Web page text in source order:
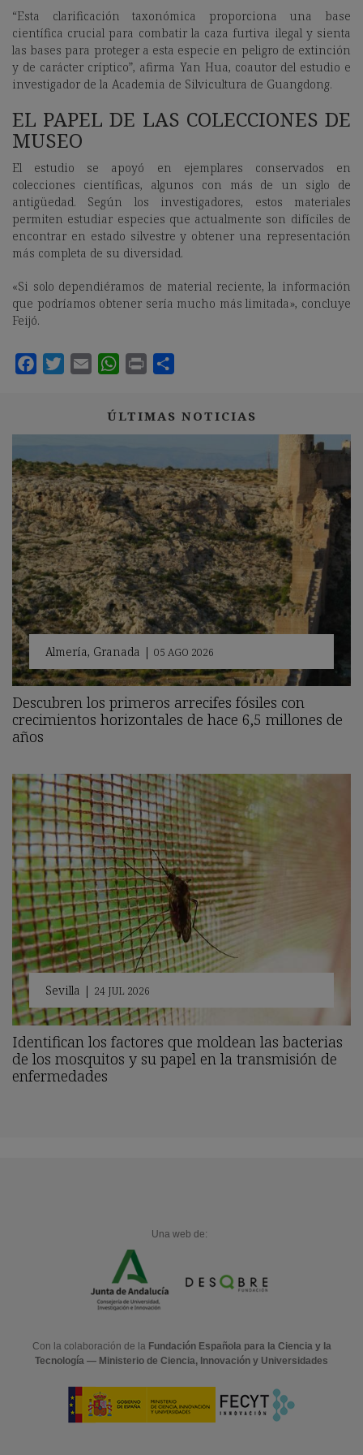
“Esta clarificación taxonómica proporciona una base
científica crucial para combatir la caza furtiva ilegal y sienta
las bases para proteger a esta especie en peligro de extinción
y de carácter críptico”, afirma Yan Hua, coautor del estudio e
investigador de la Academia de Silvicultura de Guangdong.
EL PAPEL DE LAS COLECCIONES DE
MUSEO
El estudio se apoyó en ejemplares conservados en
colecciones científicas, algunos con más de un siglo de
antigüedad. Según los investigadores, estos materiales
permiten estudiar especies que actualmente son difíciles de
encontrar en estado silvestre y obtener una representación
más completa de su diversidad.
«Si solo dependiéramos de material reciente, la información
que podríamos obtener sería mucho más limitada», concluye
Feijó.
ÚLTIMAS NOTICIAS
Almería, Granada | 05 AGO 2026
Descubren los primeros arrecifes fósiles con
crecimientos horizontales de hace 6,5 millones de
años
Sevilla | 24 JUL 2026
Identifican los factores que moldean las bacterias
de los mosquitos y su papel en la transmisión de
enfermedades
Una web de:
Con la colaboración de la Fundación Española para la Ciencia y la
Tecnología — Ministerio de Ciencia, Innovación y Universidades